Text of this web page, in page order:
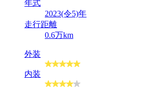
年式
2023(令5)年
走行距離
0.6万km
外装
内装